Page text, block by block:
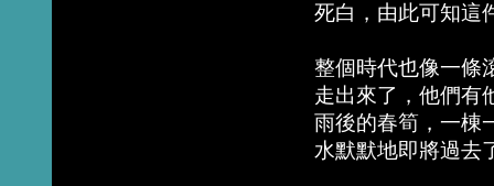
死白，由此可知這
整個時代也像一條
走出來了，他們有
雨後的春筍，一棟
水默默地即將過去